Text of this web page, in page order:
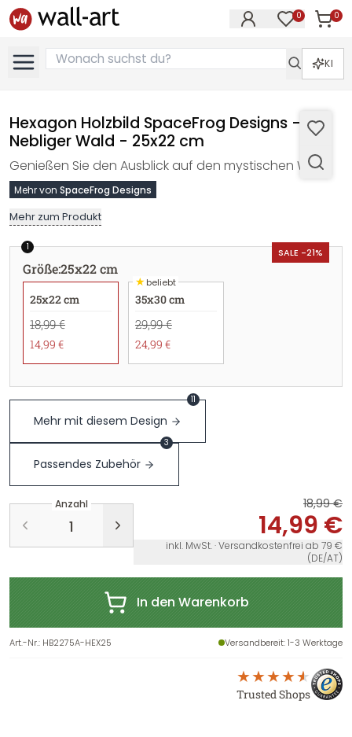
0 0
KI
Hexagon Holzbild SpaceFrog Designs -
Nebliger Wald - 25x22 cm
Genießen Sie den Ausblick auf den mystischen Wald!
Mehr von SpaceFrog Designs
Mehr zum Produkt
SALE -21%
1
Größe:25x22 cm
25x22 cm
18,99 €
14,99 €
★beliebt
35x30 cm
29,99 €
24,99 €
Mehr mit diesem Design
11
Passendes Zubehör
3
Anzahl 18,99 €
14,99 €
inkl. MwSt. · Versandkostenfrei ab 79 €
(DE/AT)
In den Warenkorb
Art.-Nr.: HB2275A-HEX25 Versandbereit: 1-3 Werktage
Trusted Shops